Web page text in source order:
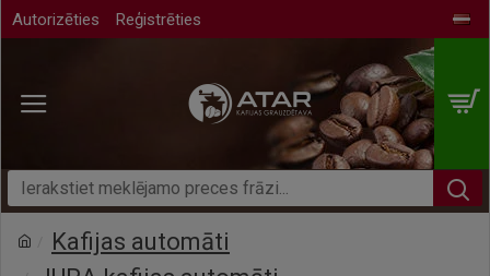
Autorizēties Reģistrēties
Kafijas automāti